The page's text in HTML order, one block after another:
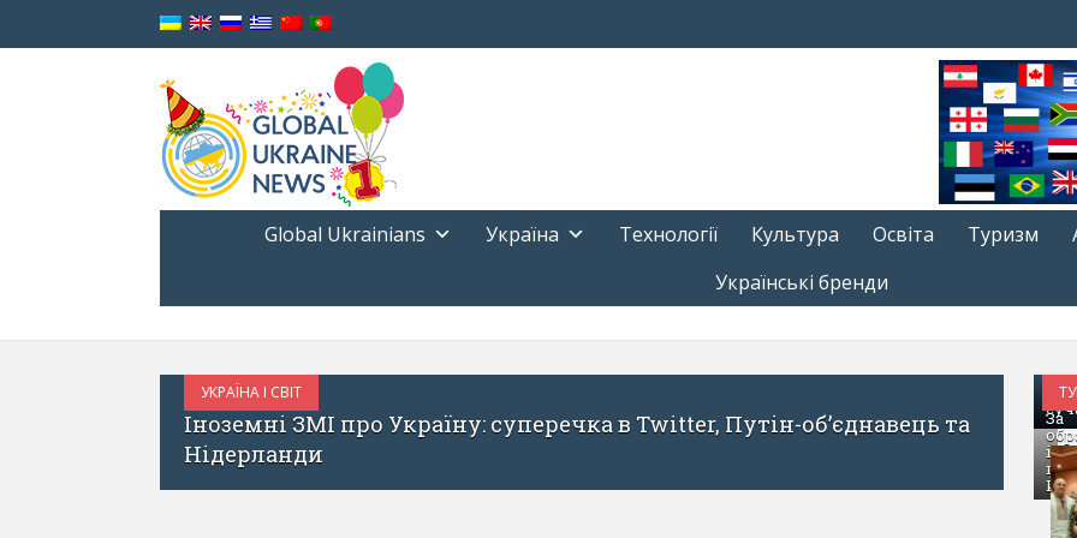
Global Ukrainians Україна Технології Культура Освіта Туризм
Українські бренди
МЕКСИКА
За
і